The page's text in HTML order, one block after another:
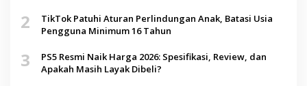
2
TikTok Patuhi Aturan Perlindungan Anak, Batasi Usia
Pengguna Minimum 16 Tahun
3
PS5 Resmi Naik Harga 2026: Spesifikasi, Review, dan
Apakah Masih Layak Dibeli?